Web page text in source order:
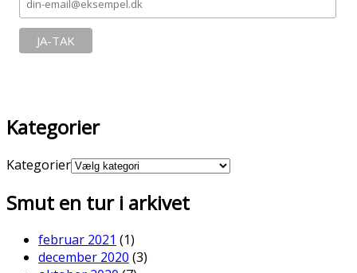
Kategorier
Kategorier
Smut en tur i arkivet
februar 2021 (1)
december 2020 (3)